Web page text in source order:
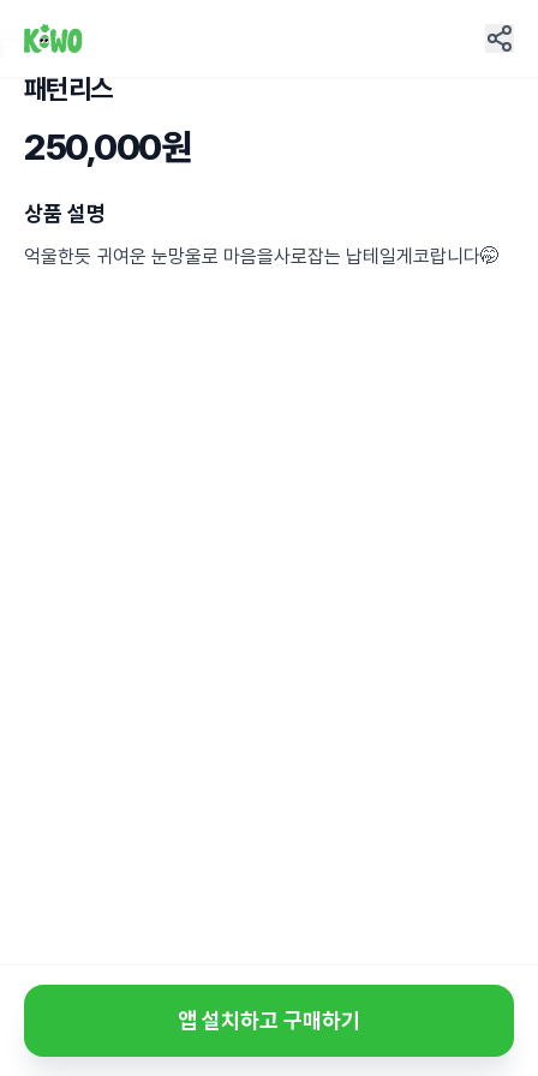
패턴리스
250,000원
상품 설명
억울한듯 귀여운 눈망울로 마음을사로잡는 납테일게코랍니다🤭
앱 설치하고 구매하기